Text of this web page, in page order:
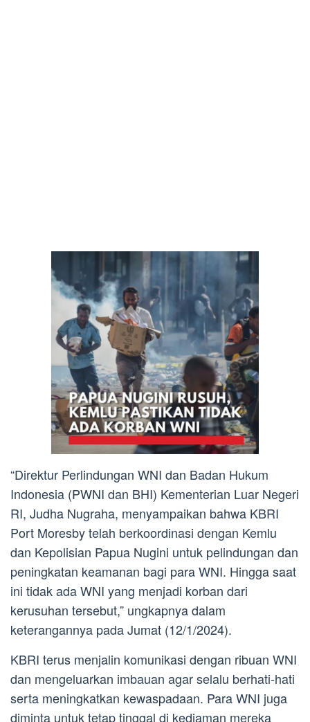
“Direktur Perlindungan WNI dan Badan Hukum
Indonesia (PWNI dan BHI) Kementerian Luar Negeri
RI, Judha Nugraha, menyampaikan bahwa KBRI
Port Moresby telah berkoordinasi dengan Kemlu
dan Kepolisian Papua Nugini untuk pelindungan dan
peningkatan keamanan bagi para WNI. Hingga saat
ini tidak ada WNI yang menjadi korban dari
kerusuhan tersebut,” ungkapnya dalam
keterangannya pada Jumat (12/1/2024).
KBRI terus menjalin komunikasi dengan ribuan WNI
dan mengeluarkan imbauan agar selalu berhati-hati
serta meningkatkan kewaspadaan. Para WNI juga
diminta untuk tetap tinggal di kediaman mereka